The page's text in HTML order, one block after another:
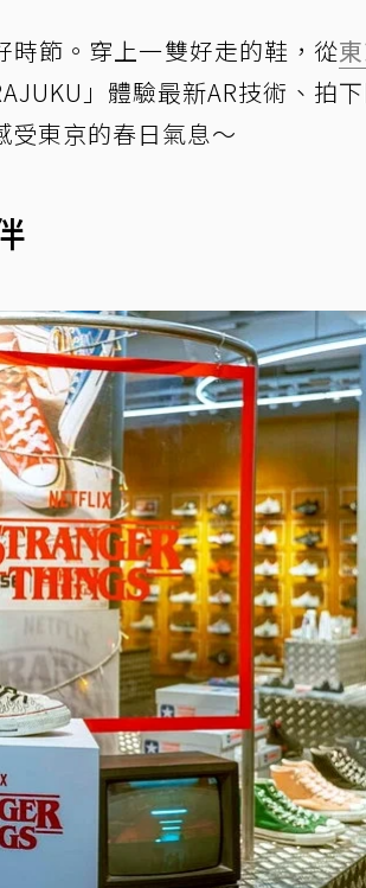
時節。穿上一雙好走的鞋，從
」體驗最新AR技術、拍
受東京的春日氣息～